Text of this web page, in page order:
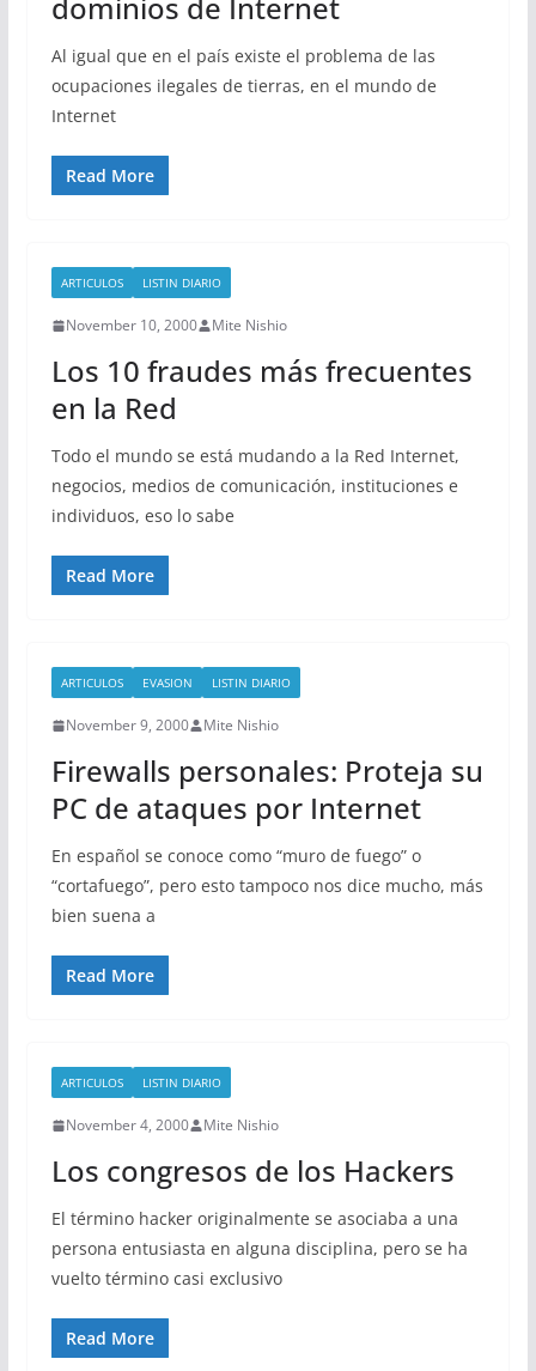
Al igual que en el país existe el problema de las
ocupaciones ilegales de tierras, en el mundo de
Internet
Read More
ARTICULOS LISTIN DIARIO
November 10, 2000 Mite Nishio
Los 10 fraudes más frecuentes
en la Red
Todo el mundo se está mudando a la Red Internet,
negocios, medios de comunicación, instituciones e
individuos, eso lo sabe
Read More
ARTICULOS EVASION LISTIN DIARIO
November 9, 2000 Mite Nishio
Firewalls personales: Proteja su
PC de ataques por Internet
En español se conoce como “muro de fuego” o
“cortafuego”, pero esto tampoco nos dice mucho, más
bien suena a
Read More
ARTICULOS LISTIN DIARIO
November 4, 2000 Mite Nishio
Los congresos de los Hackers
El término hacker originalmente se asociaba a una
persona entusiasta en alguna disciplina, pero se ha
vuelto término casi exclusivo
Read More